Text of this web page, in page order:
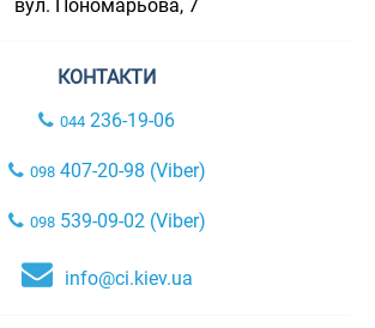
вул. Пономарьова, 7
КОНТАКТИ
044 236-19-06
098407-20-98 (Viber)
098539-09-02 (Viber)
info@ci.kiev.ua